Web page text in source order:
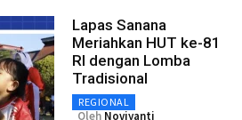
Lapas Sanana
Meriahkan HUT ke-81
RI dengan Lomba
Tradisional
REGIONAL
Oleh Noviyanti